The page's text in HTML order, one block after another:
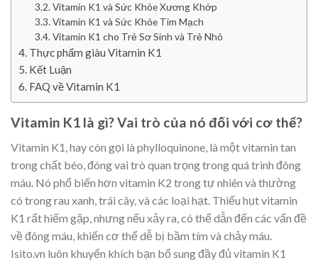
Vitamin K1 và Sức Khỏe Xương Khớp
Vitamin K1 và Sức Khỏe Tim Mạch
Vitamin K1 cho Trẻ Sơ Sinh và Trẻ Nhỏ
Thực phẩm giàu Vitamin K1
Kết Luận
FAQ về Vitamin K1
Vitamin K1 là gì? Vai trò của nó đối với cơ thể?
Vitamin K1, hay còn gọi là phylloquinone, là một vitamin tan
trong chất béo, đóng vai trò quan trọng trong quá trình đông
máu. Nó phổ biến hơn vitamin K2 trong tự nhiên và thường
có trong rau xanh, trái cây, và các loại hạt. Thiếu hụt vitamin
K1 rất hiếm gặp, nhưng nếu xảy ra, có thể dẫn đến các vấn đề
về đông máu, khiến cơ thể dễ bị bầm tím và chảy máu.
Isito.vn luôn khuyến khích bạn bổ sung đầy đủ vitamin K1